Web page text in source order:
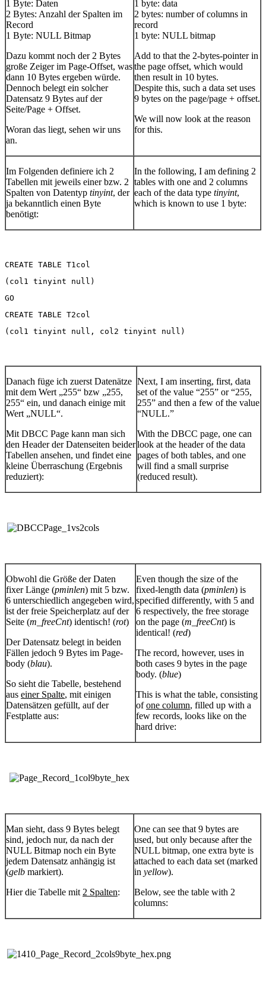
1 Byte: Daten
2 Bytes: Anzahl der Spalten im
Record
1 Byte: NULL Bitmap
Dazu kommt noch der 2 Bytes
große Zeiger im Page-Offset, was
dann 10 Bytes ergeben würde.
Dennoch belegt ein solcher
Datensatz 9 Bytes auf der
Seite/Page + Offset.
Woran das liegt, sehen wir uns
an.
1 byte: data
2 bytes: number of columns in
record
1 byte: NULL bitmap
Add to that the 2-bytes-pointer in
the page offset, which would
then result in 10 bytes.
Despite this, such a data set uses
9 bytes on the page/page + offset.
We will now look at the reason
for this.
Im Folgenden definiere ich 2
Tabellen mit jeweils einer bzw. 2
Spalten von Datentyp tinyint, der
ja bekanntlich einen Byte
benötigt:
In the following, I am defining 2
tables with one and 2 columns
each of the data type tinyint,
which is known to use 1 byte:
CREATE TABLE T1col
(col1 tinyint null)
GO
CREATE TABLE T2col
(col1 tinyint null, col2 tinyint null)
Danach füge ich zuerst Datenätze
mit dem Wert „255“ bzw „255,
255“ ein, und danach einige mit
Wert „NULL“.
Mit DBCC Page kann man sich
den Header der Datenseiten beider
Tabellen ansehen, und findet eine
kleine Überraschung (Ergebnis
reduziert):
Next, I am inserting, first, data
set of the value “255” or “255,
255” and then a few of the value
“NULL.”
With the DBCC page, one can
look at the header of the data
pages of both tables, and one
will find a small surprise
(reduced result).
Obwohl die Größe der Daten
fixer Länge (pminlen) mit 5 bzw.
6 unterschiedlich angegeben wird,
ist der freie Speicherplatz auf der
Seite (m_freeCnt) identisch! (rot)
Der Datensatz belegt in beiden
Fällen jedoch 9 Bytes im Page-
body (blau).
So sieht die Tabelle, bestehend
aus einer Spalte, mit einigen
Datensätzen gefüllt, auf der
Festplatte aus:
Even though the size of the
fixed-length data (pminlen) is
specified differently, with 5 and
6 respectively, the free storage
on the page (m_freeCnt) is
identical! (red)
The record, however, uses in
both cases 9 bytes in the page
body. (blue)
This is what the table, consisting
ofone column, filled up with a
few records, looks like on the
hard drive:
Man sieht, dass 9 Bytes belegt
sind, jedoch nur, da nach der
NULL Bitmap noch ein Byte
jedem Datensatz anhängig ist
(gelb markiert).
Hier die Tabelle mit 2 Spalten:
One can see that 9 bytes are
used, but only because after the
NULL bitmap, one extra byte is
attached to each data set (marked
in yellow).
Below, see the table with 2
columns: